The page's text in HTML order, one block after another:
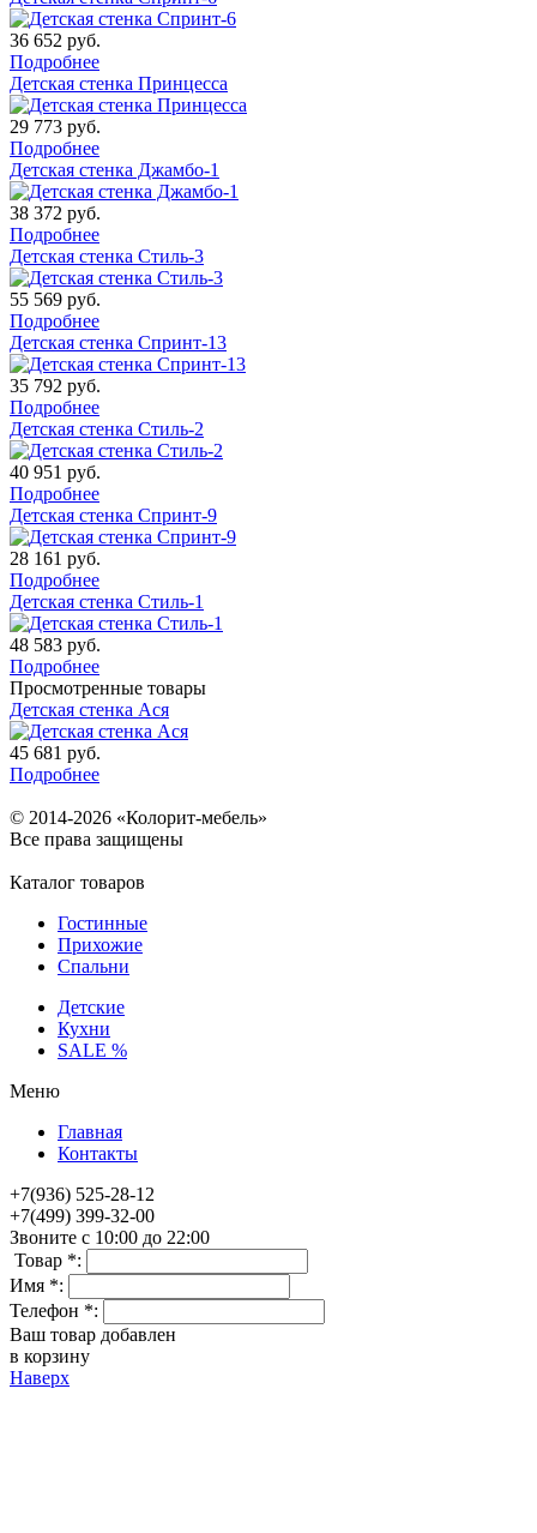
36 652 руб.
Подробнее
Детская стенка Принцесса
29 773 руб.
Подробнее
Детская стенка Джамбо-1
38 372 руб.
Подробнее
Детская стенка Стиль-3
55 569 руб.
Подробнее
Детская стенка Спринт-13
35 792 руб.
Подробнее
Детская стенка Стиль-2
40 951 руб.
Подробнее
Детская стенка Спринт-9
28 161 руб.
Подробнее
Детская стенка Стиль-1
48 583 руб.
Подробнее
Просмотренные товары
Детская стенка Ася
45 681 руб.
Подробнее
© 2014-2026 «Колорит-мебель»
Все права защищены
Каталог товаров
Гостинные
Прихожие
Спальни
Детские
Кухни
SALE %
Меню
Главная
Контакты
+7(936) 525-28-12
+7(499) 399-32-00
Звоните с 10:00 до 22:00
Товар *:
Имя *:
Телефон *:
Ваш товар добавлен
в корзину
Наверх